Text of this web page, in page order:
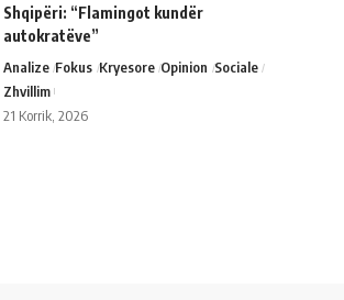
Shqipëri: “Flamingot kundër
autokratëve”
Analize Fokus Kryesore Opinion Sociale
Zhvillim
21 Korrik, 2026